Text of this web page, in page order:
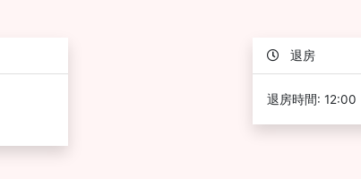
退房
退房時間: 12:00